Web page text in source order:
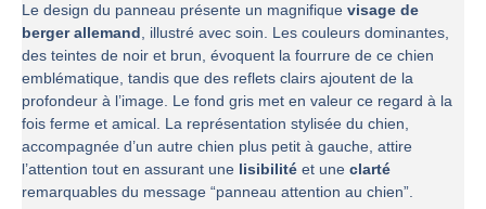
Le design du panneau présente un magnifique visage de
berger allemand, illustré avec soin. Les couleurs dominantes,
des teintes de noir et brun, évoquent la fourrure de ce chien
emblématique, tandis que des reflets clairs ajoutent de la
profondeur à l’image. Le fond gris met en valeur ce regard à la
fois ferme et amical. La représentation stylisée du chien,
accompagnée d’un autre chien plus petit à gauche, attire
l’attention tout en assurant une lisibilité et une clarté
remarquables du message “panneau attention au chien”.